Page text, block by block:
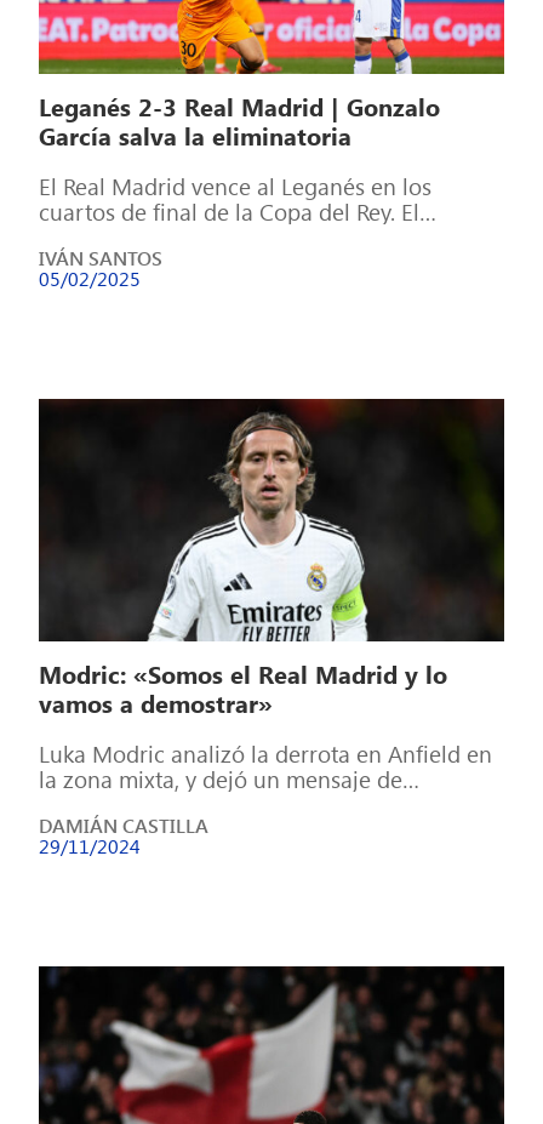
Leganés 2-3 Real Madrid | Gonzalo
García salva la eliminatoria
El Real Madrid vence al Leganés en los
cuartos de final de la Copa del Rey. El
IVÁN SANTOS
05/02/2025
Modric: «Somos el Real Madrid y lo
vamos a demostrar»
Luka Modric analizó la derrota en Anfield en
la zona mixta, y dejó un mensaje de
DAMIÁN CASTILLA
29/11/2024